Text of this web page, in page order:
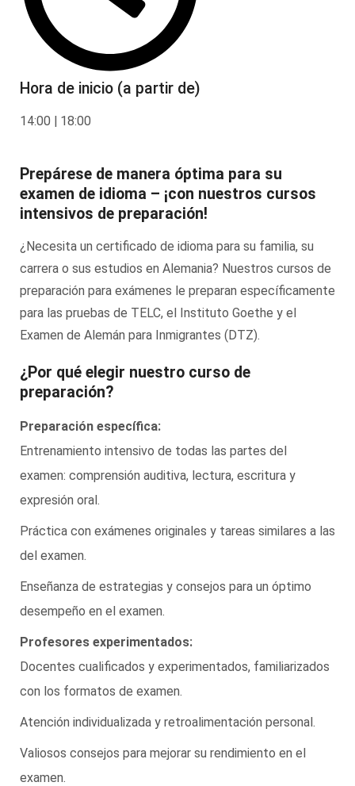
Hora de inicio (a partir de)
14:00 | 18:00
Prepárese de manera óptima para su
examen de idioma – ¡con nuestros cursos
intensivos de preparación!
¿Necesita un certificado de idioma para su familia, su
carrera o sus estudios en Alemania? Nuestros cursos de
preparación para exámenes le preparan específicamente
para las pruebas de TELC, el Instituto Goethe y el
Examen de Alemán para Inmigrantes (DTZ).
¿Por qué elegir nuestro curso de
preparación?
Preparación específica:
Entrenamiento intensivo de todas las partes del
examen: comprensión auditiva, lectura, escritura y
expresión oral.
Práctica con exámenes originales y tareas similares a las
del examen.
Enseñanza de estrategias y consejos para un óptimo
desempeño en el examen.
Profesores experimentados:
Docentes cualificados y experimentados, familiarizados
con los formatos de examen.
Atención individualizada y retroalimentación personal.
Valiosos consejos para mejorar su rendimiento en el
examen.